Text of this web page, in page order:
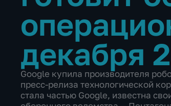
декабря
Google купила производителя
пресс-релиза технологической
стала частью Google, известна